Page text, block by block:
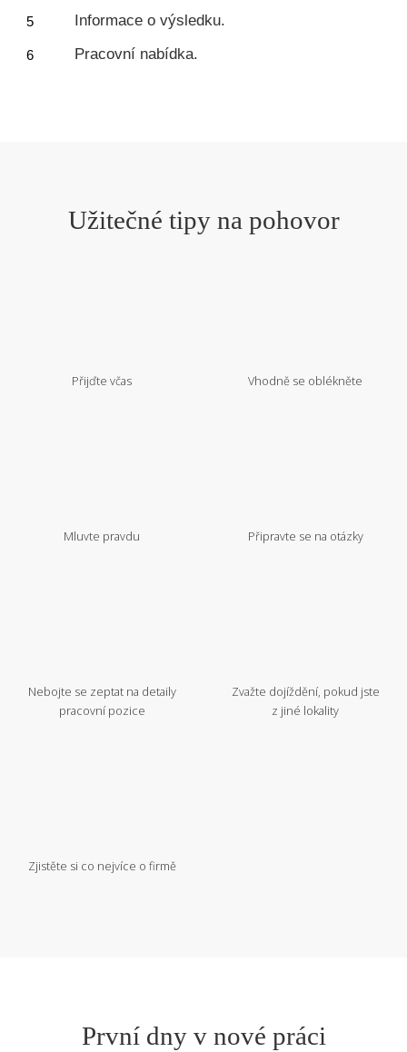
Informace o výsledku.
Pracovní nabídka.
Užitečné tipy na pohovor
Přijďte včas Vhodně se oblékněte
Mluvte pravdu Připravte se na otázky
Nebojte se zeptat na detaily
pracovní pozice
Zvažte dojíždění, pokud jste
z jiné lokality
Zjistěte si co nejvíce o firmě
První dny v nové práci